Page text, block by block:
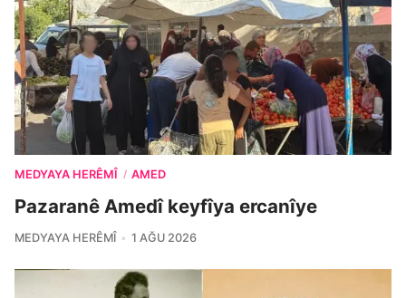
MEDYAYA HERÊMÎ / AMED
Pazaranê Amedî keyfîya ercanîye
MEDYAYA HERÊMÎ 1 AĞU 2026